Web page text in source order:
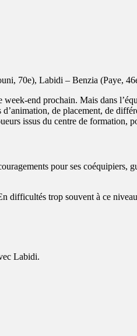
70e), Labidi – Benzia (Paye,
end prochain. Mais dans
de placement, de
issus du centre de formation,
pour ses
difficultés trop souvent à ce
Labidi.